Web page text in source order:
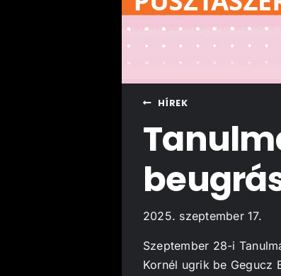
HÍREK
2025. szeptember 17.
Szeptember 28-i
Kornél ugrik be Gegucz